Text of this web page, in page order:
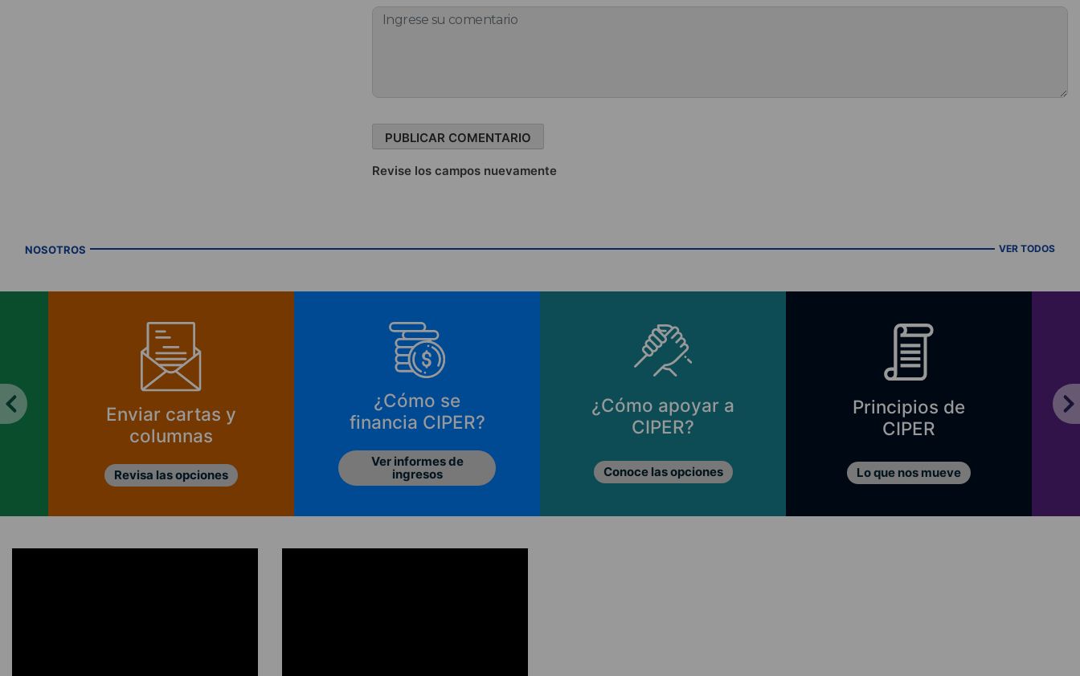
Revise los campos nuevamente
NOSOTROS VER TODOS
Enviar cartas y
columnas
Revisa las opciones
¿Cómo se
financia CIPER?
Ver informes de
ingresos
¿Cómo apoyar a
CIPER?
Conoce las opciones
Principios de
CIPER
Lo que nos mueve